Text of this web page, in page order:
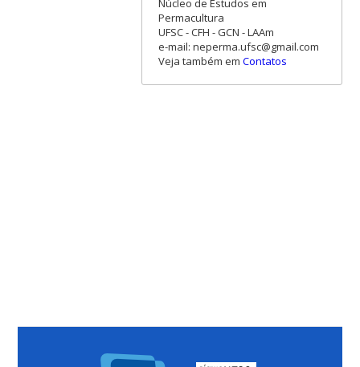
Núcleo de Estudos em
Permacultura
UFSC - CFH - GCN - LAAm
e-mail: neperma.ufsc@gmail.com
Veja também em Contatos